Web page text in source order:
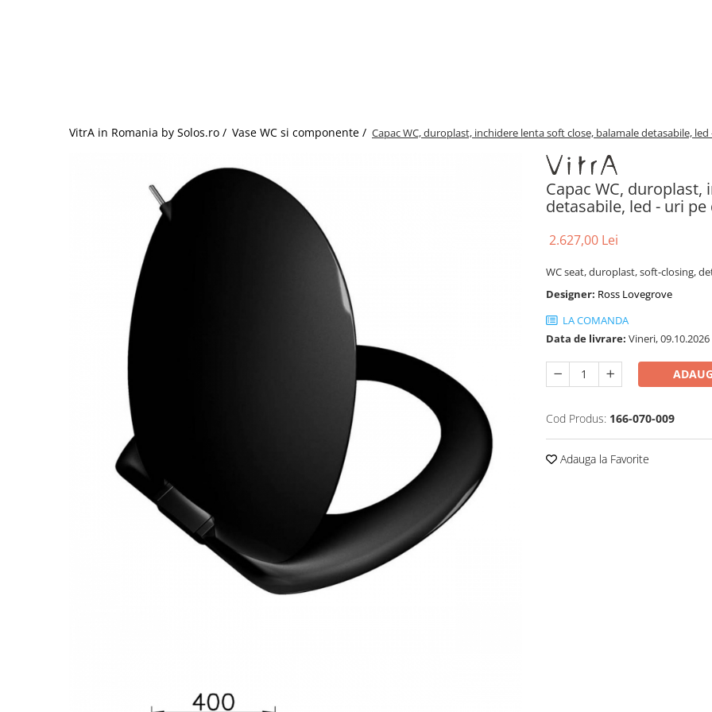
VitrA in Romania by Solos.ro / Vase WC si componente / Capac WC, duroplast, inchidere lenta soft close, balamale detasabile,
Capac WC,
detasabile, led - uri
2.627,00 Lei
WC seat, duroplast, soft-closing,
Designer: Ross Lovegrove
LA COMANDA
Data de livrare: Vineri, 09.10.2026
Cod Produs: 166-070-009
Adauga la Favorite